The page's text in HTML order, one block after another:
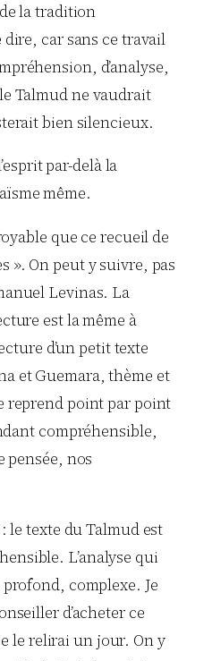
la tradition
car sans ce travail
d’analyse,
Talmud ne vaudrait
bien silencieux.
par-delà la
même.
que ce recueil de
». On peut y suivre, pas
Levinas. La
est la même à
d’un petit texte
et Guemara, thème et
reprend point par point
compréhensible,
pensée, nos
le texte du Talmud est
L’analyse qui
complexe. Je
d’acheter ce
le relirai un jour. On y